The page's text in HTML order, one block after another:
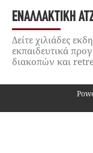
ΕΝΑΛΛΑΚΤΙΚΉ
Δείτε χιλιάδες
εκπαιδευτικά
διακοπών και